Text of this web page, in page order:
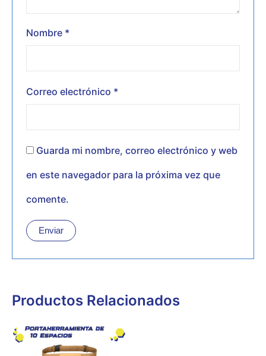
Nombre *
Correo electrónico *
Guarda mi nombre, correo electrónico y web
en este navegador para la próxima vez que
comente.
Productos Relacionados